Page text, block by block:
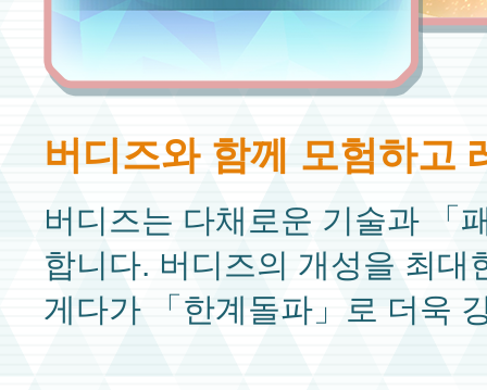
버디즈와 함께 모험하고
버디즈는 다채로운 기술과 「
합니다. 버디즈의 개성을 최대
게다가 「한계돌파」로 더욱